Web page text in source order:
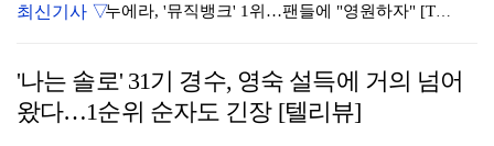
누에라, '뮤직뱅크' 1위…팬들에 "영원하자" [TV캡…
폭발까지 5분…안보현·정은채, 목숨 건 사투 시작(재벌…
최신기사 ▽
'나는 솔로' 31기 경수, 영숙 설득에 거의 넘어
왔다…1순위 순자도 긴장 [텔리뷰]